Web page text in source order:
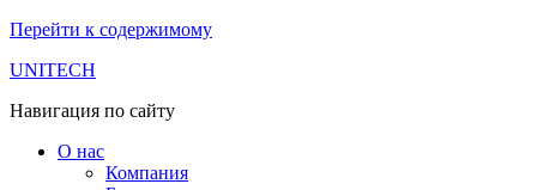
Перейти к содержимому
UNITECH
Навигация по сайту
О нас
Компания